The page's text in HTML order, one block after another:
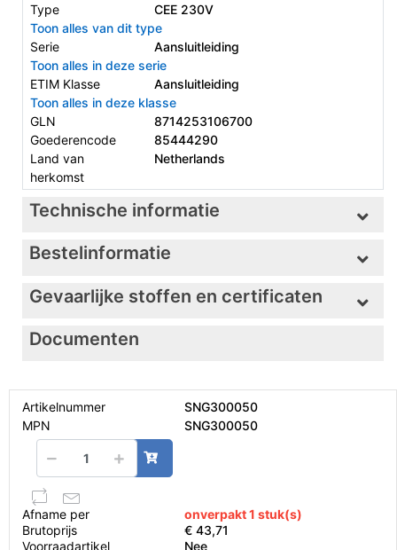
Type
CEE 230V
Toon alles van dit type
Serie
Aansluitleiding
Toon alles in deze serie
ETIM Klasse
Aansluitleiding
Toon alles in deze klasse
GLN
8714253106700
Goederencode
85444290
Land van
herkomst
Netherlands
Technische informatie
Bestelinformatie
Gevaarlijke stoffen en certificaten
Documenten
Artikelnummer
SNG300050
MPN
SNG300050
Afname per
onverpakt 1 stuk(s)
Brutoprijs
€ 43,71
Voorraadartikel
Nee